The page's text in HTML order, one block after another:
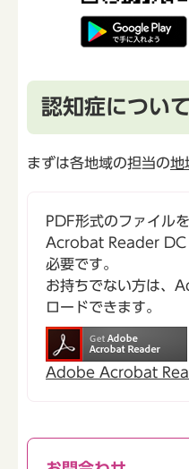
認知症につい
まずは各地域の担当の地
PDF形式のファイル
Acrobat Reader
必要です。
お持ちでない方は、
ロードできます。
Adobe Acrobat